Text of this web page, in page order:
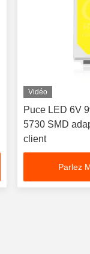
Vidéo
Puce LED 6V
5730 SMD
client
Parlez